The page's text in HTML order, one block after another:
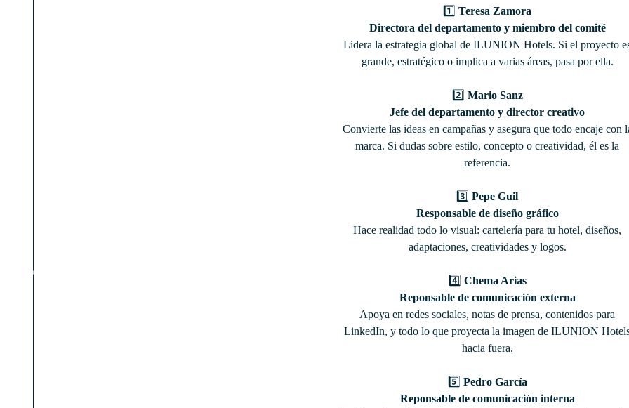
1️⃣ Teresa Zamora
Directora del departamento y miembro del comité
Lidera la estrategia global de ILUNION Hotels. Si el proyecto
grande, estratégico o implica a varias áreas, pasa por ella.
2️⃣ Mario Sanz
Jefe del departamento y director creativo
Convierte las ideas en campañas y asegura que todo encaje con
marca. Si dudas sobre estilo, concepto o creatividad, él es la
referencia.
3️⃣ Pepe Guil
Responsable de diseño gráfico
Hace realidad todo lo visual: cartelería para tu hotel, diseños,
adaptaciones, creatividades y logos.
4️⃣ Chema Arias
Reponsable de comunicación externa
Apoya en redes sociales, notas de prensa, contenidos para
LinkedIn, y todo lo que proyecta la imagen de ILUNION
hacia fuera.
5️⃣ Pedro García
Reponsable de comunicación interna
English